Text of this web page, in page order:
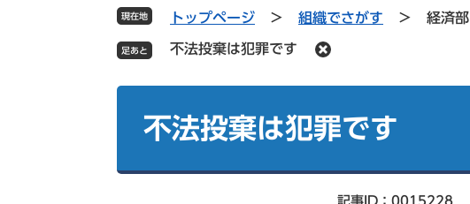
g
l
e
ス
索
現在地 トップページ > 組織でさがす > 経済部
不法投棄は犯罪です
不法投棄は犯罪です
記事ID：0015228